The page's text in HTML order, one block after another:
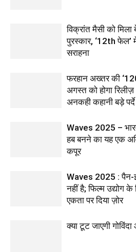
विक्रांत मैसी को मिला
पुरस्कार, ‘12th फेल’
सराहना
फरहान अख्तर की
अगस्त को होगा
अनकही कहानी बड़े
Waves 2025 –
हब बनने का यह एक
कपूर
Waves 2025 : पैन-
नहीं है; फिल्म उद्योग के
एकता पर दिया ज़ोर
क्या टूट जाएगी